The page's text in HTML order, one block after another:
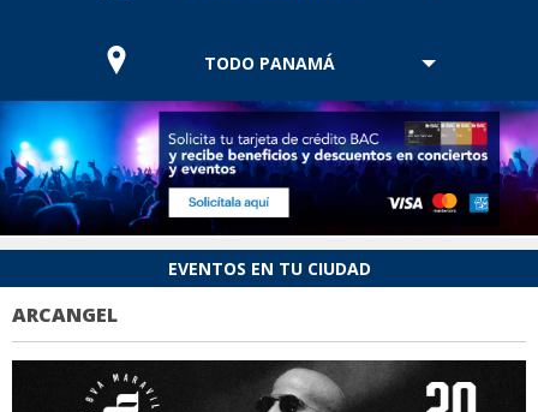
TODO PANAMÁ
EVENTOS EN TU CIUDAD
ARCANGEL